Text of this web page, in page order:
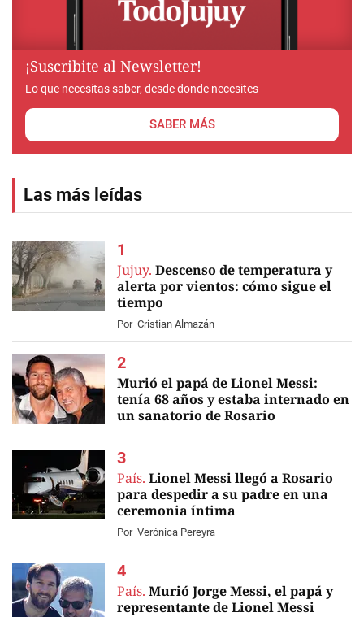
¡Suscribite al Newsletter!
Lo que necesitas saber, desde donde necesites
SABER MÁS
Las más leídas
Jujuy. Descenso de temperatura y
alerta por vientos: cómo sigue el
tiempo
Por Cristian Almazán
EN VIVO
Murió el papá de Lionel Messi:
tenía 68 años y estaba internado en
un sanatorio de Rosario
País. Lionel Messi llegó a Rosario
para despedir a su padre en una
ceremonia íntima
Por Verónica Pereyra
País. Murió Jorge Messi, el papá y
representante de Lionel Messi